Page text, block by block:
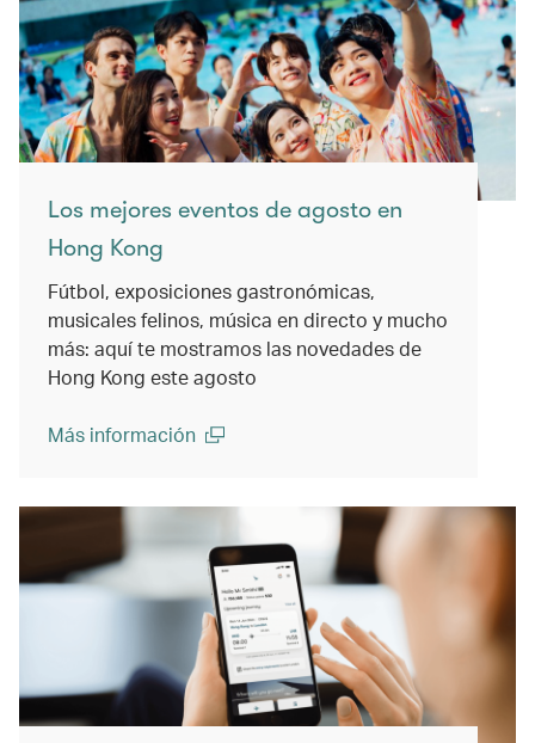
Los mejores eventos de agosto en
Hong Kong
Fútbol, exposiciones gastronómicas,
musicales felinos, música en directo y mucho
más: aquí te mostramos las novedades de
Hong Kong este agosto
Más información